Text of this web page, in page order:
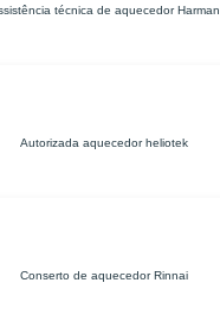
técnica de aquecedor Harman
Autorizada aquecedor heliotek
Conserto de aquecedor Rinnai